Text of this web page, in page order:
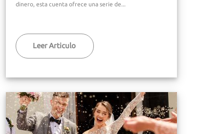
dinero, esta cuenta ofrece una serie de...
Leer Articulo